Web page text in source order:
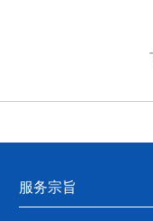
服务宗旨